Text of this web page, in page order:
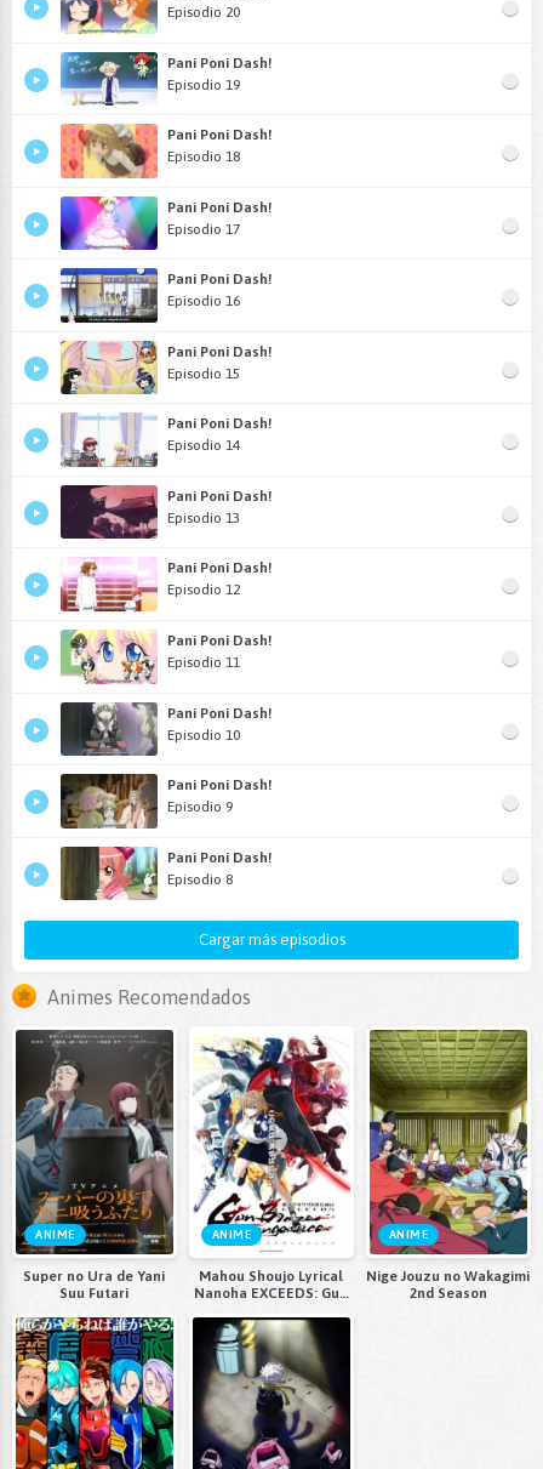
Episodio 20
Pani Poni Dash!
Episodio 19
Pani Poni Dash!
Episodio 18
Pani Poni Dash!
Episodio 17
Pani Poni Dash!
Episodio 16
Pani Poni Dash!
Episodio 15
Pani Poni Dash!
Episodio 14
Pani Poni Dash!
Episodio 13
Pani Poni Dash!
Episodio 12
Pani Poni Dash!
Episodio 11
Pani Poni Dash!
Episodio 10
Pani Poni Dash!
Episodio 9
Pani Poni Dash!
Episodio 8
Cargar más episodios
Animes Recomendados
ANIME
Super no Ura de Yani
Suu Futari
ANIME
Mahou Shoujo Lyrical
Nanoha EXCEEDS: Gun
ANIME
Nige Jouzu no Wakagimi
2nd Season